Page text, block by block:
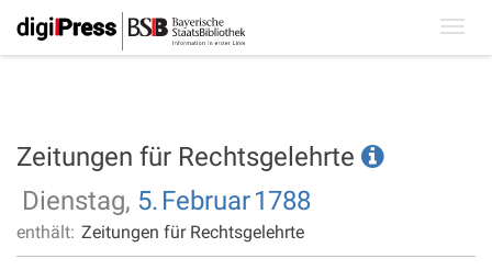
Zeitungen für Rechtsgelehrte
Dienstag, 5. Februar1788
enthält: Zeitungen für Rechtsgelehrte